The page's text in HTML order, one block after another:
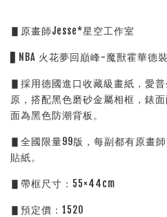
▋原畫師Jesse*星空工作室
▋NBA 火花夢回巔峰-魔獸霍華德
▋採用德國進口收藏級畫紙，愛
原，搭配黑色磨砂金屬相框，錶
面為黑色防潮背板。
▋全國限量99版，每副都有原畫
貼紙。
▋帶框尺寸：55×44cm
▋預定價：1520